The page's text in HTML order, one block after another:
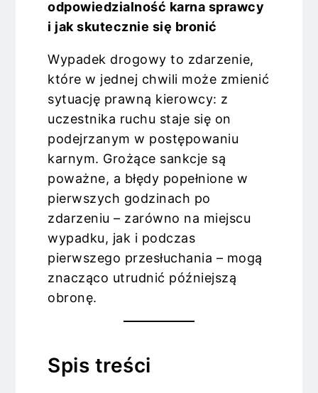
odpowiedzialność karna sprawcy
i jak skutecznie się bronić
Wypadek drogowy to zdarzenie,
które w jednej chwili może zmienić
sytuację prawną kierowcy: z
uczestnika ruchu staje się on
podejrzanym w postępowaniu
karnym. Grożące sankcje są
poważne, a błędy popełnione w
pierwszych godzinach po
zdarzeniu – zarówno na miejscu
wypadku, jak i podczas
pierwszego przesłuchania – mogą
znacząco utrudnić późniejszą
obronę.
Spis treści